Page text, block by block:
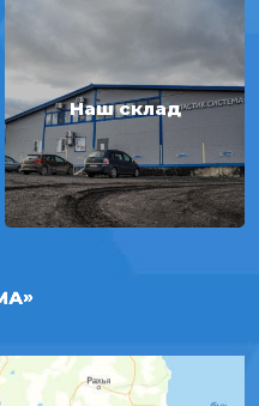
Наш склад